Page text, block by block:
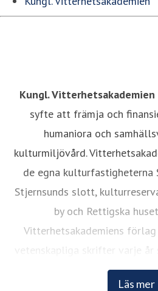
Kungl. Vitterhetsakademien
syfte att främja och
humaniora och
kulturmiljövård.
de egna kulturfastigheterna
Stjernsunds slott,
by och Rettigska
Vitterhetsakademiens
vetenskapliga skrifter varje
andra förlag. Läs mer på
Läs mer